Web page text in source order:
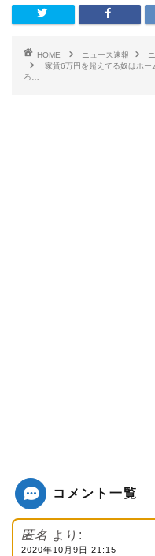
HOME ニュース速報
家賃6万円を超えてる奴はホ
ろ…
コメント一覧
匿名 より:
2020年10月9日 21:15